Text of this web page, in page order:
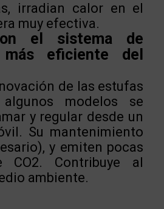
irradian calor en el
muy efectiva.
el sistema de
más eficiente del
de las estufas
modelos se
y regular desde un
Su mantenimiento
y emiten pocas
CO2. Contribuye al
ambiente.